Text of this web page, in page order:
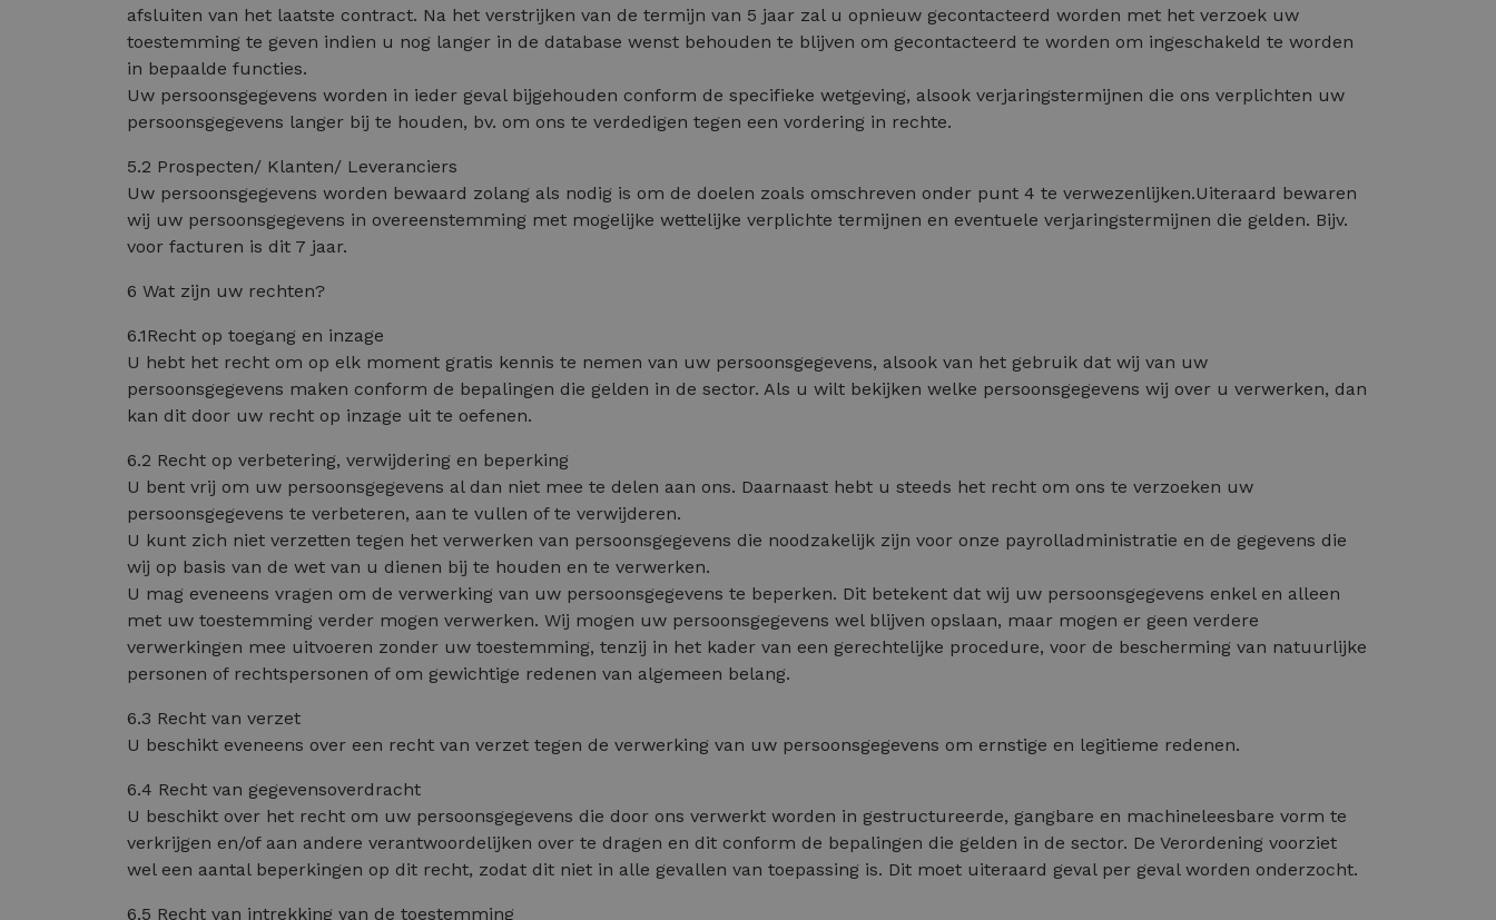
afsluiten van het laatste contract. Na het verstrijken van de termijn van 5 jaar zal u opnieuw gecontacteerd worden met het verzoek uw
toestemming te geven indien u nog langer in de database wenst behouden te blijven om gecontacteerd te worden om ingeschakeld te worden
in bepaalde functies.
Uw persoonsgegevens worden in ieder geval bijgehouden conform de specifieke wetgeving, alsook verjaringstermijnen die ons verplichten uw
persoonsgegevens langer bij te houden, bv. om ons te verdedigen tegen een vordering in rechte.
5.2 Prospecten/ Klanten/ Leveranciers
Uw persoonsgegevens worden bewaard zolang als nodig is om de doelen zoals omschreven onder punt 4 te verwezenlijken.Uiteraard bewaren
wij uw persoonsgegevens in overeenstemming met mogelijke wettelijke verplichte termijnen en eventuele verjaringstermijnen die gelden. Bijv.
voor facturen is dit 7 jaar.
6 Wat zijn uw rechten?
6.1Recht op toegang en inzage
U hebt het recht om op elk moment gratis kennis te nemen van uw persoonsgegevens, alsook van het gebruik dat wij van uw
persoonsgegevens maken conform de bepalingen die gelden in de sector. Als u wilt bekijken welke persoonsgegevens wij over u verwerken, dan
kan dit door uw recht op inzage uit te oefenen.
6.2 Recht op verbetering, verwijdering en beperking
U bent vrij om uw persoonsgegevens al dan niet mee te delen aan ons. Daarnaast hebt u steeds het recht om ons te verzoeken uw
persoonsgegevens te verbeteren, aan te vullen of te verwijderen.
U kunt zich niet verzetten tegen het verwerken van persoonsgegevens die noodzakelijk zijn voor onze payrolladministratie en de gegevens die
wij op basis van de wet van u dienen bij te houden en te verwerken.
U mag eveneens vragen om de verwerking van uw persoonsgegevens te beperken. Dit betekent dat wij uw persoonsgegevens enkel en alleen
met uw toestemming verder mogen verwerken. Wij mogen uw persoonsgegevens wel blijven opslaan, maar mogen er geen verdere
verwerkingen mee uitvoeren zonder uw toestemming, tenzij in het kader van een gerechtelijke procedure, voor de bescherming van natuurlijke
personen of rechtspersonen of om gewichtige redenen van algemeen belang.
6.3 Recht van verzet
U beschikt eveneens over een recht van verzet tegen de verwerking van uw persoonsgegevens om ernstige en legitieme redenen.
6.4 Recht van gegevensoverdracht
U beschikt over het recht om uw persoonsgegevens die door ons verwerkt worden in gestructureerde, gangbare en machineleesbare vorm te
verkrijgen en/of aan andere verantwoordelijken over te dragen en dit conform de bepalingen die gelden in de sector. De Verordening voorziet
wel een aantal beperkingen op dit recht, zodat dit niet in alle gevallen van toepassing is. Dit moet uiteraard geval per geval worden onderzocht.
6.5 Recht van intrekking van de toestemming